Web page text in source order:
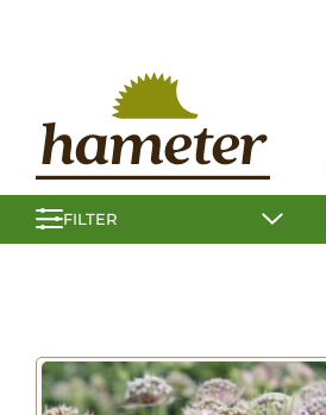
FILTER